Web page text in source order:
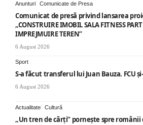
Anunturi Comunicate de Presa
Comunicat de presă privind lansarea
„CONSTRUIRE IMOBIL SALA FITNESS
IMPREJMUIRE TEREN”
6 August 2026
Sport
S-a făcut transferul lui Juan Bauza. FCU
6 August 2026
Actualitate Cultură
„Un tren de cărți” pornește spre românii